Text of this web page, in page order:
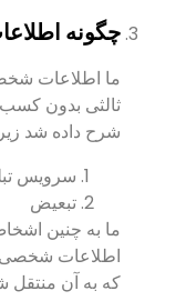
چگونه
ما اطلاعات
ثالثی بدون
شرح داده شد
سرویس
تبعیض
ما به چنین
اطلاعات شخصی
که به آن منتقل